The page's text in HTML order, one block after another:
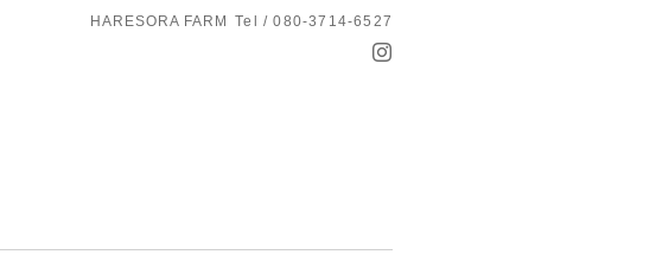
HARESORA FARM Tel / 080-3714-6527